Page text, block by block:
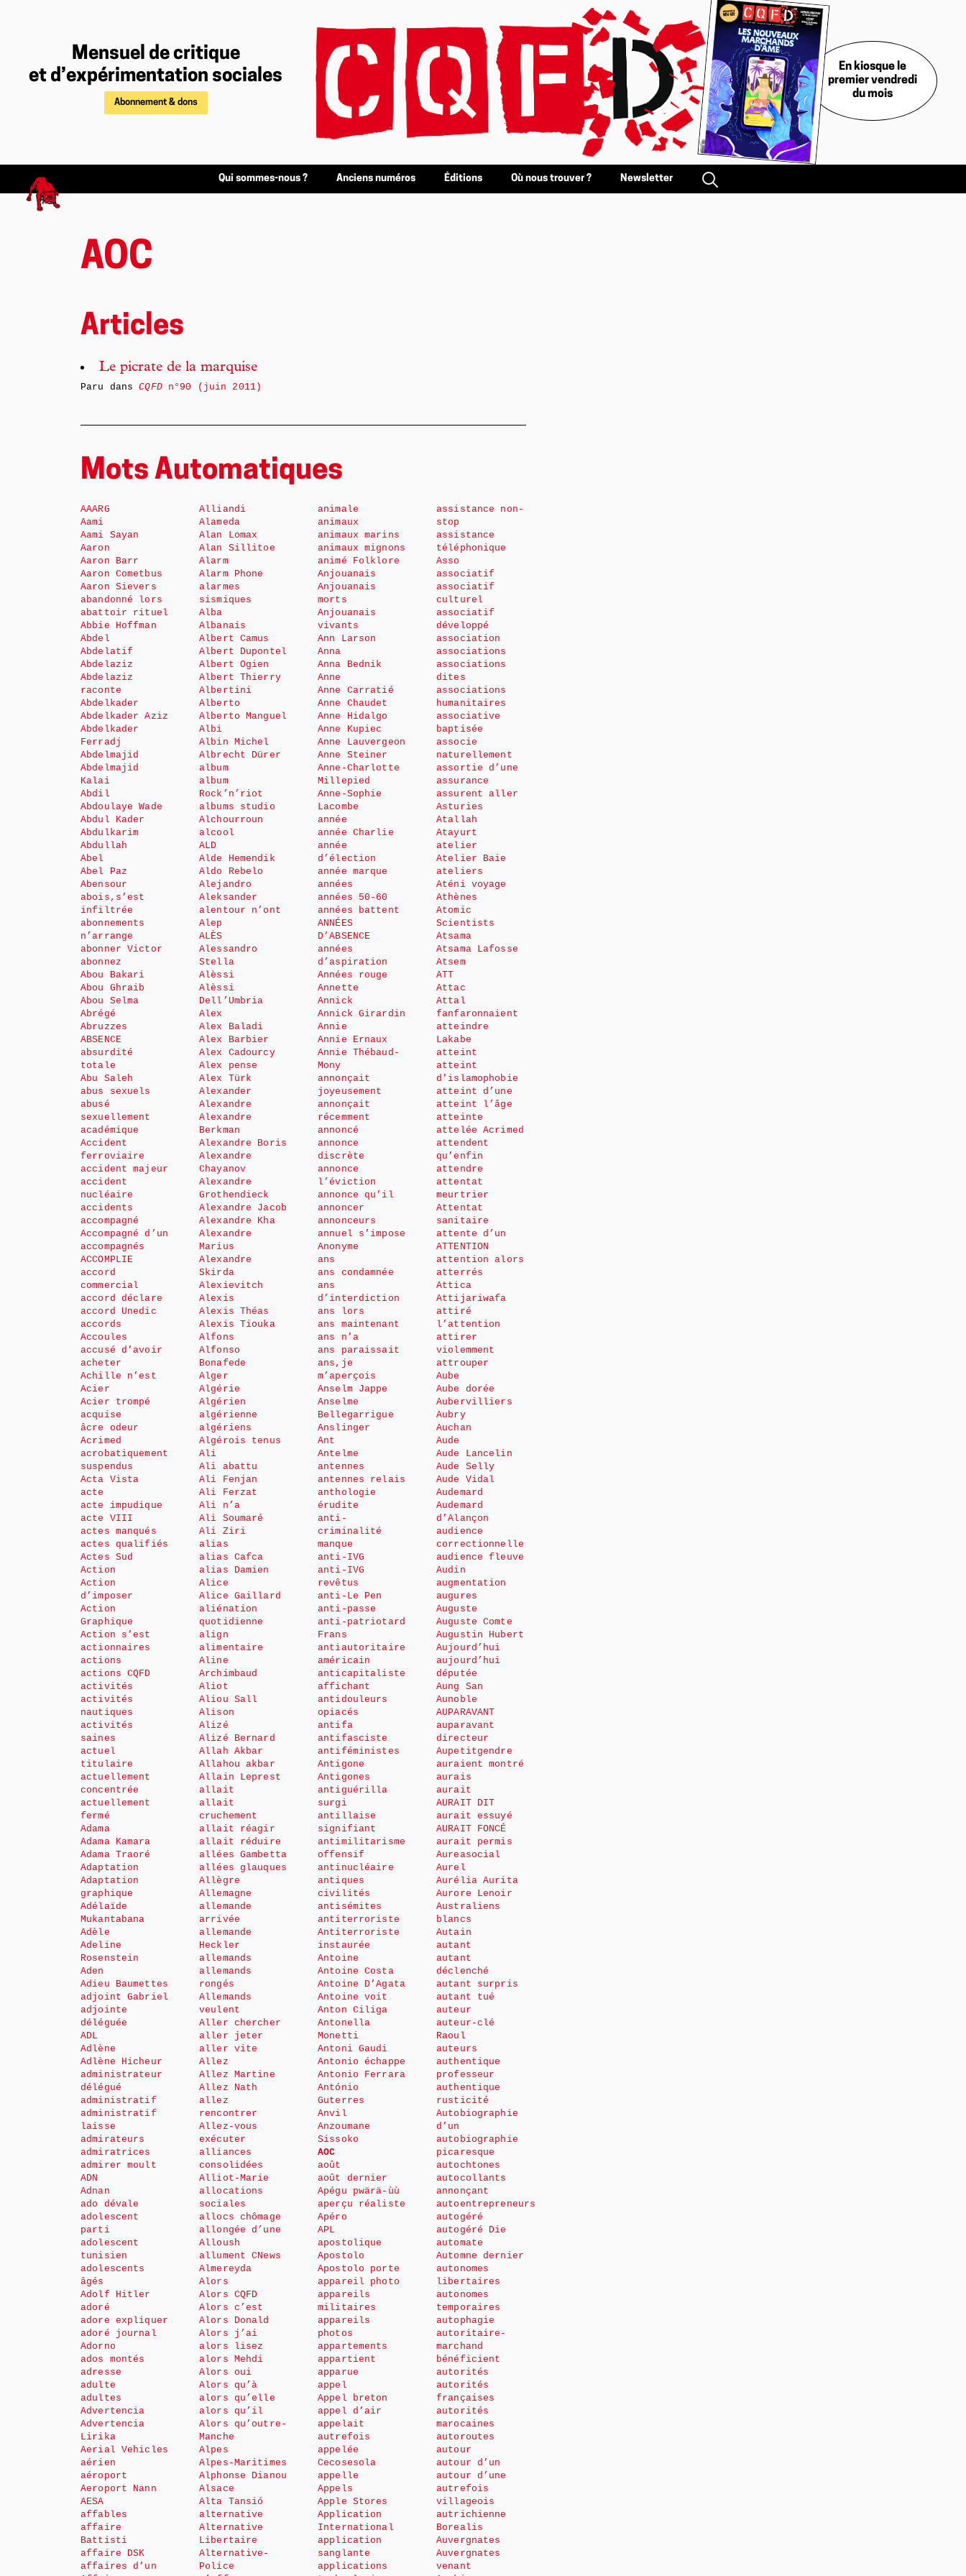
Mensuel de critique
et d’expérimentation sociales
Abonnement & dons
En kiosque le
premier vendredi
du mois
Qui sommes-nous ? Anciens numéros Éditions Où nous trouver ? Newsletter
AOC
Articles
Le picrate de la marquise
Paru dansCQFDn°90 (juin 2011)
Mots Automatiques
AAARG
Aami
Aami Sayan
Aaron
Aaron Barr
Aaron Cometbus
Aaron Sievers
abandonné lors
abattoir rituel
Abbie Hoffman
Abdel
Abdelatif
Abdelaziz
Abdelaziz
raconte
Abdelkader
Abdelkader Aziz
Abdelkader
Ferradj
Abdelmajid
Abdelmajid
Kalai
Abdil
Abdoulaye Wade
Abdul Kader
Abdulkarim
Abdullah
Abel
Abel Paz
Abensour
abois,s’est
infiltrée
abonnements
n’arrange
abonner Victor
abonnez
Abou Bakari
Abou Ghraib
Abou Selma
Abrégé
Abruzzes
ABSENCE
absurdité
totale
Abu Saleh
abus sexuels
abusé
sexuellement
académique
Accident
ferroviaire
accident majeur
accident
nucléaire
accidents
accompagné
Accompagné d’un
accompagnés
ACCOMPLIE
accord
commercial
accord déclare
accord Unedic
accords
Accoules
accusé d’avoir
acheter
Achille n’est
Acier
Acier trompé
acquise
âcre odeur
Acrimed
acrobatiquement
suspendus
Acta Vista
acte
acte impudique
acte VIII
actes manqués
actes qualifiés
Actes Sud
Action
Action
d’imposer
Action
Graphique
Action s’est
actionnaires
actions
actions CQFD
activités
activités
nautiques
activités
saines
actuel
titulaire
actuellement
concentrée
actuellement
fermé
Adama
Adama Kamara
Adama Traoré
Adaptation
Adaptation
graphique
Adélaïde
Mukantabana
Adèle
Adeline
Rosenstein
Aden
Adieu Baumettes
adjoint Gabriel
adjointe
déléguée
ADL
Adlène
Adlène Hicheur
administrateur
délégué
administratif
administratif
laisse
admirateurs
admiratrices
admirer moult
ADN
Adnan
ado dévale
adolescent
parti
adolescent
tunisien
adolescents
âgés
Adolf Hitler
adoré
adore expliquer
adoré journal
Adorno
ados montés
adresse
adulte
adultes
Advertencia
Advertencia
Lirika
Aerial Vehicles
aérien
aéroport
Aeroport Nann
AESA
affables
affaire
Battisti
affaire DSK
affaires d’un
Alliandi
Alameda
Alan Lomax
Alan Sillitoe
Alarm
Alarm Phone
alarmes
sismiques
Alba
Albanais
Albert Camus
Albert Dupontel
Albert Ogien
Albert Thierry
Albertini
Alberto
Alberto Manguel
Albi
Albin Michel
Albrecht Dürer
album
album
Rock’n’riot
albums studio
Alchourroun
alcool
ALD
Alde Hemendik
Aldo Rebelo
Alejandro
Aleksander
alentour n’ont
Alep
ALÈS
Alessandro
Stella
Alèssi
Alèssi
Dell’Umbria
Alex
Alex Baladi
Alex Barbier
Alex Cadourcy
Alex pense
Alex Türk
Alexander
Alexandre
Alexandre
Berkman
Alexandre Boris
Alexandre
Chayanov
Alexandre
Grothendieck
Alexandre Jacob
Alexandre Kha
Alexandre
Marius
Alexandre
Skirda
Alexievitch
Alexis
Alexis Théas
Alexis Tiouka
Alfons
Alfonso
Bonafede
Alger
Algérie
Algérien
algérienne
algériens
Algérois tenus
Ali
Ali abattu
Ali Fenjan
Ali Ferzat
Ali n’a
Ali Soumaré
Ali Ziri
alias
alias Cafca
alias Damien
Alice
Alice Gaillard
aliénation
quotidienne
align
alimentaire
Aline
Archimbaud
Aliot
Aliou Sall
Alison
Alizé
Alizé Bernard
Allah Akbar
Allahou akbar
Allain Leprest
allait
allait
cruchement
allait réagir
allait réduire
allées Gambetta
allées glauques
Allègre
Allemagne
allemande
arrivée
allemande
Heckler
allemands
allemands
rongés
Allemands
veulent
Aller chercher
aller jeter
aller vite
Allez
Allez Martine
Allez Nath
allez
rencontrer
Allez-vous
exécuter
alliances
consolidées
Alliot-Marie
allocations
sociales
allocs chômage
allongée d’une
Alloush
allument CNews
Almereyda
Alors
Alors CQFD
Alors c’est
Alors Donald
Alors j’ai
alors lisez
alors Mehdi
Alors oui
Alors qu’à
alors qu’elle
alors qu’il
Alors qu’outre-
Manche
Alpes
Alpes-Maritimes
Alphonse Dianou
Alsace
Alta Tansió
alternative
Alternative
Libertaire
Alternative-
Police
animale
animaux
animaux marins
animaux mignons
animé Folklore
Anjouanais
Anjouanais
morts
Anjouanais
vivants
Ann Larson
Anna
Anna Bednik
Anne
Anne Carratié
Anne Chaudet
Anne Hidalgo
Anne Kupiec
Anne Lauvergeon
Anne Steiner
Anne-Charlotte
Millepied
Anne-Sophie
Lacombe
année
année Charlie
année
d’élection
année marque
années
années 50-60
années battent
ANNÉES
D’ABSENCE
années
d’aspiration
Années rouge
Annette
Annick
Annick Girardin
Annie
Annie Ernaux
Annie Thébaud-
Mony
annonçait
joyeusement
annonçait
récemment
annoncé
annonce
discrète
annonce
l’éviction
annonce qu’il
annoncer
annonceurs
annuel s’impose
Anonyme
ans
ans condamnée
ans
d’interdiction
ans lors
ans maintenant
ans n’a
ans paraissait
ans,je
m’aperçois
Anselm Jappe
Anselme
Bellegarrigue
Anslinger
Ant
Antelme
antennes
antennes relais
anthologie
érudite
anti-
criminalité
manque
anti-IVG
anti-IVG
revêtus
anti-Le Pen
anti-passe
anti-patriotard
Frans
antiautoritaire
américain
anticapitaliste
affichant
antidouleurs
opiacés
antifa
antifasciste
antiféministes
Antigone
Antigones
antiguérilla
surgi
antillaise
signifiant
antimilitarisme
offensif
antinucléaire
antiques
civilités
antisémites
antiterroriste
Antiterroriste
instaurée
Antoine
Antoine Costa
Antoine D’Agata
Antoine voit
Anton Ciliga
Antonella
Monetti
Antoni Gaudi
Antonio échappe
Antonio Ferrara
António
Guterres
Anvil
Anzoumane
Sissoko
AOC
août
août dernier
Apégu pwärä-ùù
aperçu réaliste
Apéro
APL
apostolique
Apostolo
Apostolo porte
appareil photo
appareils
militaires
appareils
photos
appartements
appartient
apparue
appel
Appel breton
appel d’air
appelait
autrefois
appelée
Cecosesola
appelle
Appels
Apple Stores
Application
International
application
sanglante
applications
assistance non-
stop
assistance
téléphonique
Asso
associatif
associatif
culturel
associatif
développé
association
associations
associations
dites
associations
humanitaires
associative
baptisée
associe
naturellement
assortie d’une
assurance
assurent aller
Asturies
Atallah
Atayurt
atelier
Atelier Baie
ateliers
Aténi voyage
Athènes
Atomic
Scientists
Atsama
Atsama Lafosse
Atsem
ATT
Attac
Attal
fanfaronnaient
atteindre
Lakabe
atteint
atteint
d’islamophobie
atteint d’une
atteint l’âge
atteinte
attelée Acrimed
attendent
qu’enfin
attendre
attentat
meurtrier
Attentat
sanitaire
attente d’un
ATTENTION
attention alors
atterrés
Attica
Attijariwafa
attiré
l’attention
attirer
violemment
attrouper
Aube
Aube dorée
Aubervilliers
Aubry
Auchan
Aude
Aude Lancelin
Aude Selly
Aude Vidal
Audemard
Audemard
d’Alançon
audience
correctionnelle
audience fleuve
Audin
augmentation
augures
Auguste
Auguste Comte
Augustin Hubert
Aujourd’hui
aujourd’hui
députée
Aung San
Aunoble
AUPARAVANT
auparavant
directeur
Aupetitgendre
auraient montré
aurais
aurait
AURAIT DIT
aurait essuyé
AURAIT FONCÉ
aurait permis
Aureasocial
Aurel
Aurélia Aurita
Aurore Lenoir
Australiens
blancs
Autain
autant
autant
déclenché
autant surpris
autant tué
auteur
auteur-clé
Raoul
auteurs
authentique
professeur
authentique
rusticité
Autobiographie
d’un
autobiographie
picaresque
autochtones
autocollants
annonçant
autoentrepreneurs
autogéré
autogéré Die
automate
Automne dernier
autonomes
libertaires
autonomes
temporaires
autophagie
autoritaire-
marchand
bénéficient
autorités
autorités
françaises
autorités
marocaines
autoroutes
autour
autour d’un
autour d’une
autrefois
villageois
autrichienne
Borealis
Auvergnates
Auvergnates
venant